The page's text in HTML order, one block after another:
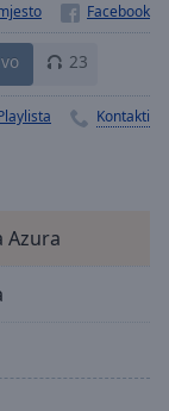
23
Kontakti
Azura